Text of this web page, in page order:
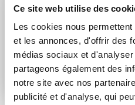
Ce site web utilise des
Les cookies nous
et les annonces, d'offrir des
médias sociaux et
partageons également des
notre site avec nos
publicité et d'analyse, qui
* Please note that EN is